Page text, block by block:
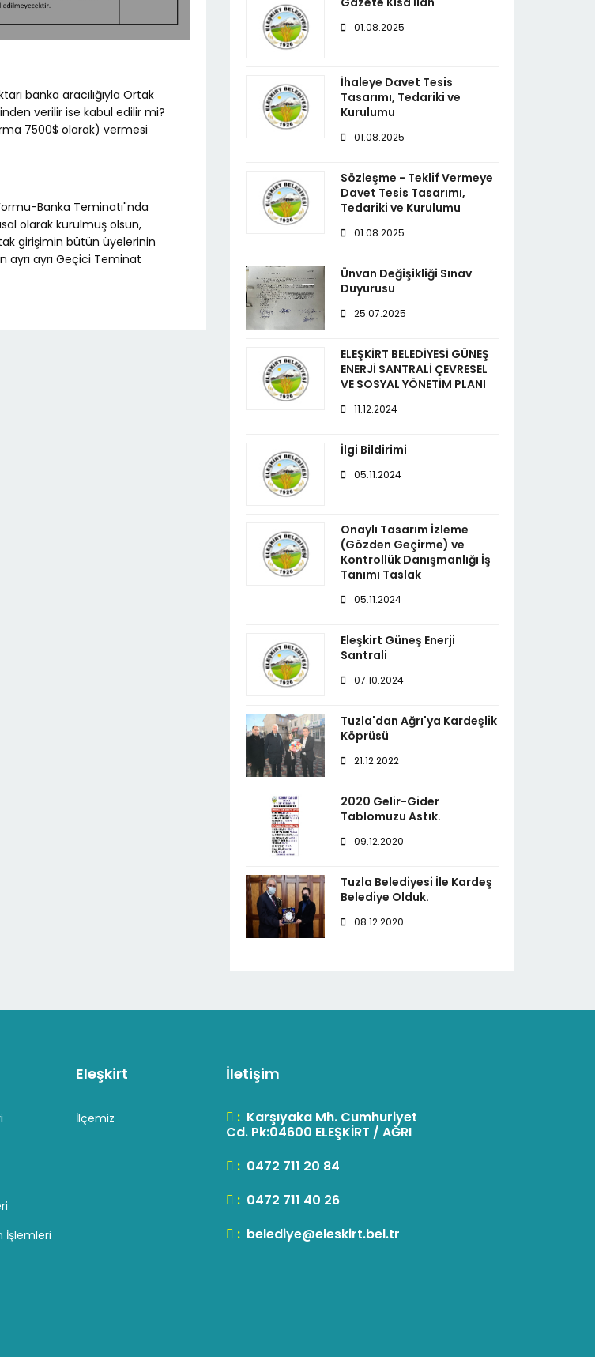
banka aracılığıyla Ortak
verilir ise kabul edilir mi?
7500$ olarak) vermesi
Banka Teminatı"nda
olarak kurulmuş olsun,
girişimin bütün üyelerinin
ayrı ayrı Geçici Teminat
01.08.2025
İhaleye Davet Tesis
Tasarımı, Tedariki ve
Kurulumu
01.08.2025
Sözleşme - Teklif Vermeye
Davet Tesis Tasarımı,
Tedariki ve Kurulumu
01.08.2025
Ünvan Değişikliği Sınav
Duyurusu
25.07.2025
ELEŞKİRT BELEDİYESİ GÜNEŞ
ENERJİ SANTRALİ ÇEVRESEL
VE SOSYAL YÖNETİM PLANI
11.12.2024
İlgi Bildirimi
05.11.2024
Onaylı Tasarım İzleme
(Gözden Geçirme) ve
Kontrollük Danışmanlığı İş
Tanımı Taslak
05.11.2024
Eleşkirt Güneş Enerji
Santrali
07.10.2024
Tuzla'dan Ağrı'ya Kardeşlik
Köprüsü
21.12.2022
2020 Gelir-Gider
Tablomuzu Astık.
09.12.2020
Tuzla Belediyesi İle Kardeş
Belediye Olduk.
08.12.2020
İşlemleri
Eleşkirt
İlçemiz
İletişim
: Karşıyaka Mh. Cumhuriyet
Cd. Pk:04600 ELEŞKİRT / AĞRI
: 0472 711 20 84
: 0472 711 40 26
: belediye@eleskirt.bel.tr